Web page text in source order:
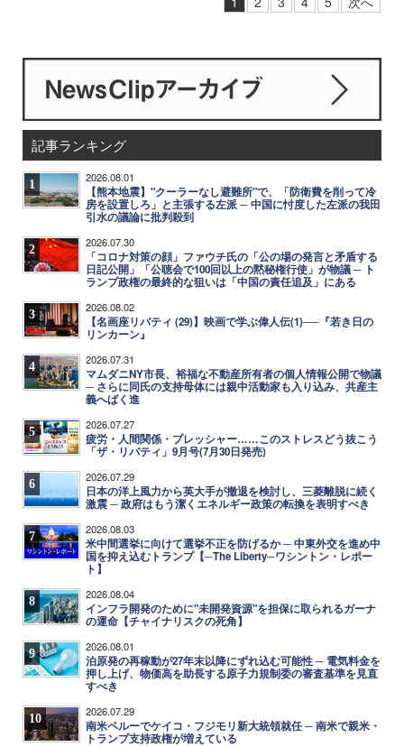
記事ランキング
1 2026.08.01
【熊本地震】"クーラーなし避難所"で、「防衛費を削って冷
房を設置しろ」と主張する左派 ─ 中国に忖度した左派の我田
引水の議論に批判殺到
2 2026.07.30
「コロナ対策の顔」ファウチ氏の「公の場の発言と矛盾する
日記公開」「公聴会で100回以上の黙秘権行使」が物議 ─ ト
ランプ政権の最終的な狙いは「中国の責任追及」にある
3 2026.08.02
【名画座リバティ (29)】映画で学ぶ偉人伝(1)──『若き日の
リンカーン』
4 2026.07.31
マムダニNY市長、裕福な不動産所有者の個人情報公開で物議
─ さらに同氏の支持母体には親中活動家も入り込み、共産主
義へばく進
5 2026.07.27
疲労・人間関係・プレッシャー……このストレスどう抜こう
「ザ・リバティ」9月号(7月30日発売)
6 2026.07.29
日本の洋上風力から英大手が撤退を検討し、三菱離脱に続く
激震 ─ 政府はもう潔くエネルギー政策の転換を表明すべき
7 2026.08.03
米中間選挙に向けて選挙不正を防げるか ─ 中東外交を進め中
国を抑え込むトランプ【─The Liberty─ワシントン・レポー
ト】
8 2026.08.04
インフラ開発のために"未開発資源"を担保に取られるガーナ
の運命【チャイナリスクの死角】
9 2026.08.01
泊原発の再稼動が27年末以降にずれ込む可能性 ─ 電気料金を
押し上げ、物価高を助長する原子力規制委の審査基準を見直
すべき
10 2026.07.29
南米ペルーでケイコ・フジモリ新大統領就任 ─ 南米で親米・
トランプ支持政権が増えている